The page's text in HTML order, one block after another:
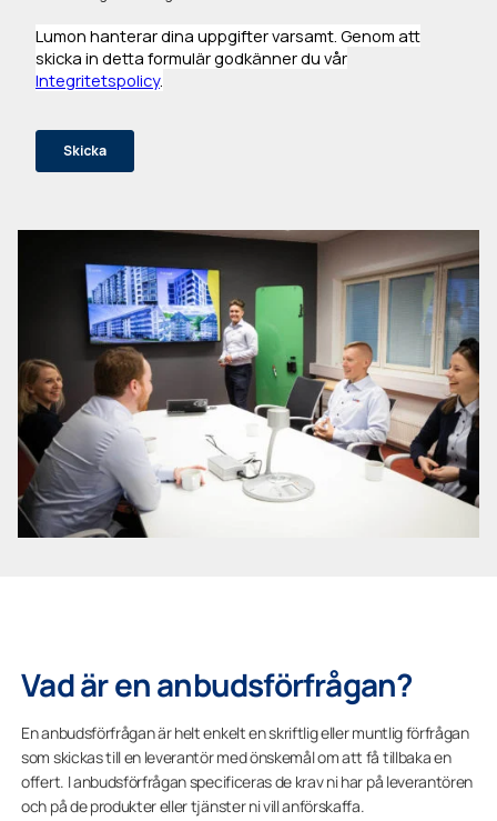
Vad är en anbudsförfrågan?
En anbudsförfrågan är helt enkelt en skriftlig eller muntlig förfrågan
som skickas till en leverantör med önskemål om att få tillbaka en
offert. I anbudsförfrågan specificeras de krav ni har på leverantören
och på de produkter eller tjänster ni vill anförskaffa.